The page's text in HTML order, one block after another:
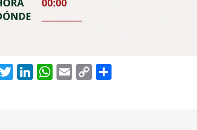
Twitter
LinkedIn
WhatsApp
Email
Copy